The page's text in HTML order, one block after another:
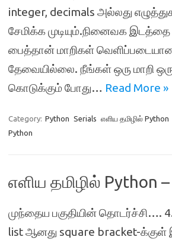
integer, decimals அல்லது
சேமிக்க முடியும்.நினைவக இடத்தை
பைத்தான் மாறிகள் வெளிப்படையான
தேவையில்லை. நீங்கள் ஒரு மாறி ஒரு
கொடுக்கும் போது… Read More »
Category: Python Serials எளிய தமிழில் Python
Python
எளிய தமிழில் Python –
முந்தைய பகுதியின் தொடர்ச்சி….
list ஆனது square bracket-க்குள்